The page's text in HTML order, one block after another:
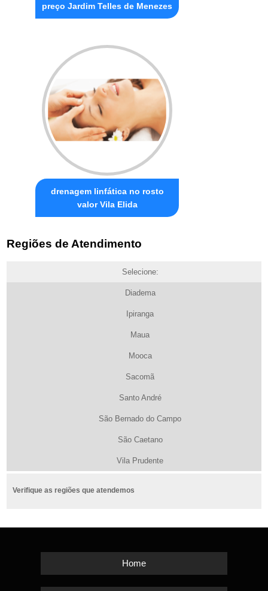
preço Jardim Telles de Menezes
drenagem linfática no rosto
valor Vila Elida
Regiões de Atendimento
Selecione:
Diadema
Ipiranga
Maua
Mooca
Sacomã
Santo André
São Bernado do Campo
São Caetano
Vila Prudente
Verifique as regiões que atendemos
Home